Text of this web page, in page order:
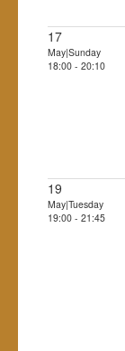
17
May|Sunday
18:00 - 20:10
19
May|Tuesday
19:00 - 21:45